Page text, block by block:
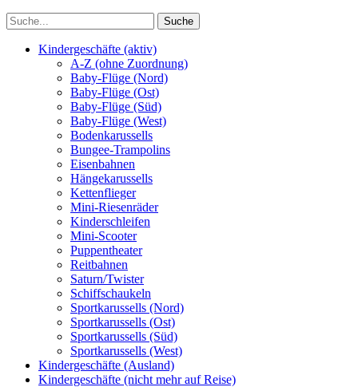
Kindergeschäfte (aktiv)
A-Z (ohne Zuordnung)
Baby-Flüge (Nord)
Baby-Flüge (Ost)
Baby-Flüge (Süd)
Baby-Flüge (West)
Bodenkarussells
Bungee-Trampolins
Eisenbahnen
Hängekarussells
Kettenflieger
Mini-Riesenräder
Kinderschleifen
Mini-Scooter
Puppentheater
Reitbahnen
Saturn/Twister
Schiffschaukeln
Sportkarussells (Nord)
Sportkarussells (Ost)
Sportkarussells (Süd)
Sportkarussells (West)
Kindergeschäfte (Ausland)
Kindergeschäfte (nicht mehr auf Reise)